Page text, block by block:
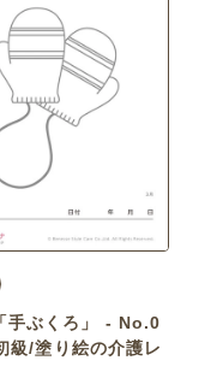
手ぶくろ」 - No.0
級/塗り絵の介護レ